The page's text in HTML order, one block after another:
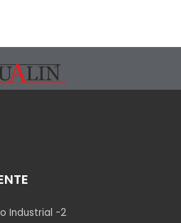
Industrial -2